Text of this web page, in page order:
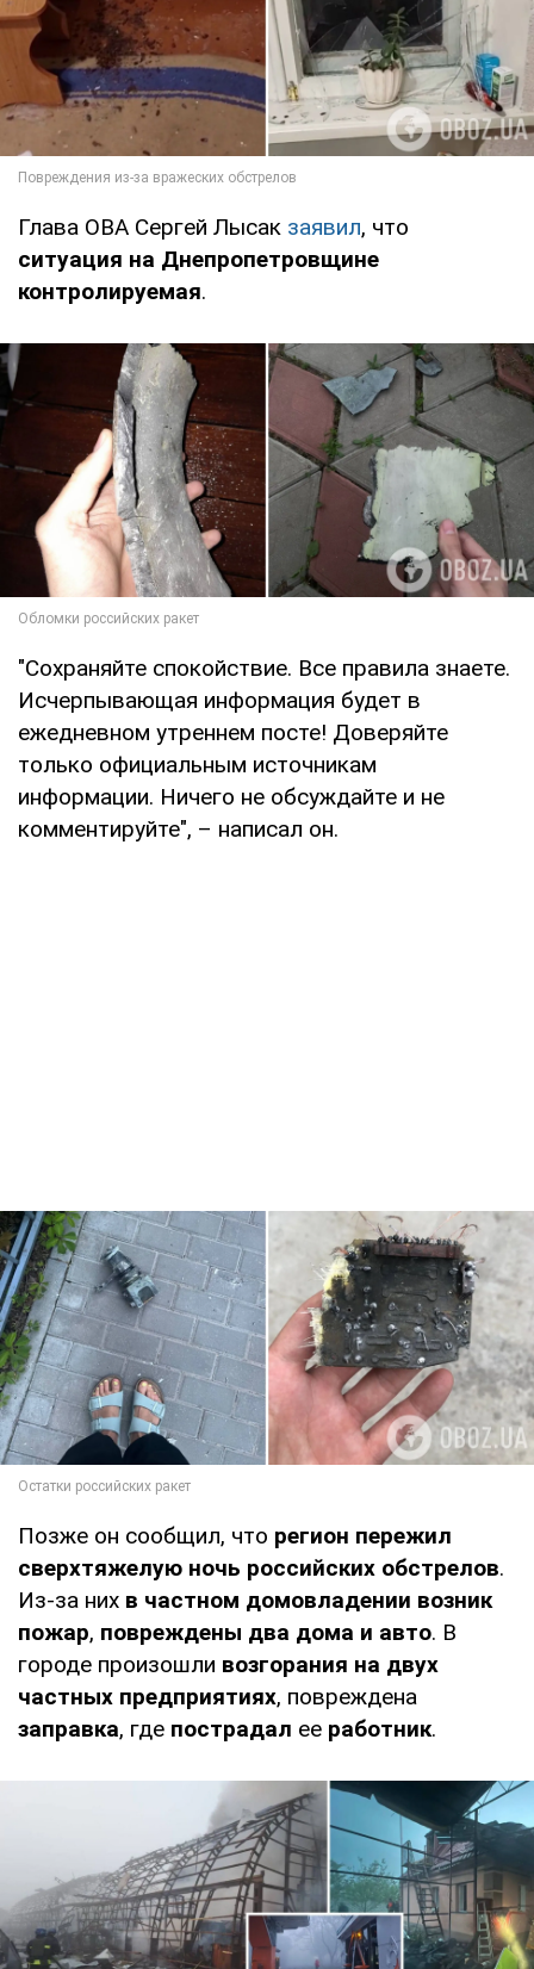
Глава ОВА Сергей Лысак заявил, что
ситуация на Днепропетровщине
контролируемая.
"Сохраняйте спокойствие. Все правила знаете.
Исчерпывающая информация будет в
ежедневном утреннем посте! Доверяйте
только официальным источникам
информации. Ничего не обсуждайте и не
комментируйте", – написал он.
Позже он сообщил, что регион пережил
сверхтяжелую ночь российских обстрелов.
Из-за них в частном домовладении возник
пожар, повреждены два дома и авто. В
городе произошли возгорания на двух
частных предприятиях, повреждена
заправка, где пострадал ее работник.